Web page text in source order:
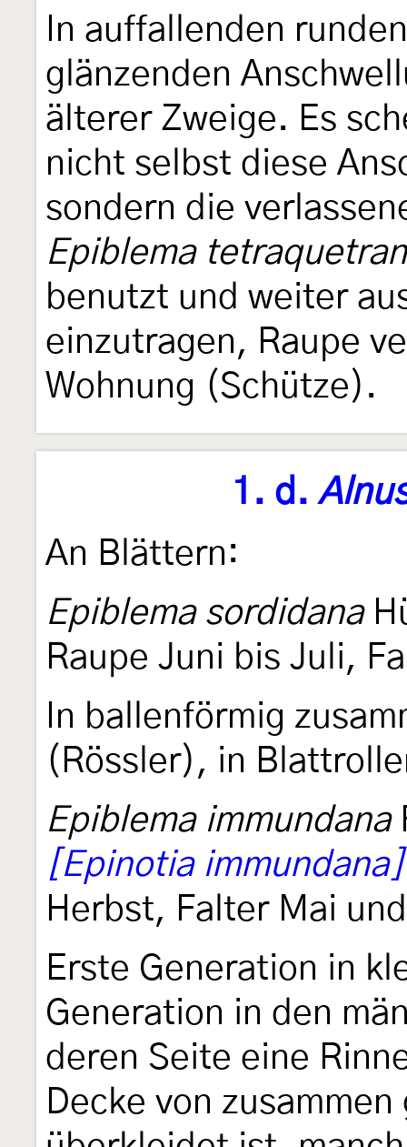
In auffallenden
glänzenden
älterer Zweige. Es
nicht selbst diese
sondern die
Epiblema
benutzt und weiter
einzutragen, Raupe
Wohnung (Schütze).
1. d.
An Blättern:
Epiblema sordidana
Raupe Juni bis Juli,
In ballenförmig
(Rössler), in
Epiblema immundana
[Epinotia immundana]
Herbst, Falter Mai
Erste Generation in
Generation in den
deren Seite eine
Decke von